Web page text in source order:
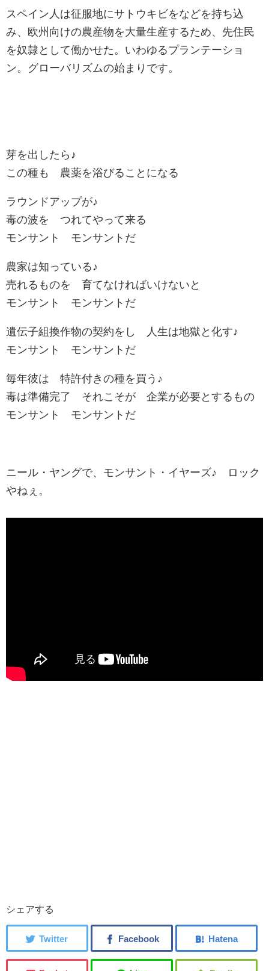
スペイン人は征服地にサトウキビをなどを持ち込
み、欧州向けの農産物を大量生産するため、先住民
を奴隷として働かせた。いわゆるプランテーショ
ン。グローバリズムの始まりです。
芽を出したら♪
この種も 農薬を浴びることになる
ラウンドアップが♪
毒の波を つれてやって来る
モンサント モンサントだ
農家は知っている♪
売れるものを 育てなければいけないと
モンサント モンサントだ
遺伝子組換作物の契約をし 人生は地獄と化す♪
モンサント モンサントだ
毎年彼は 特許付きの種を買う♪
毒は準備完了 それこそが 企業が必要とするもの
モンサント モンサントだ
ニール・ヤングで、モンサント・イヤーズ♪ ロック
やねぇ。
シェアする